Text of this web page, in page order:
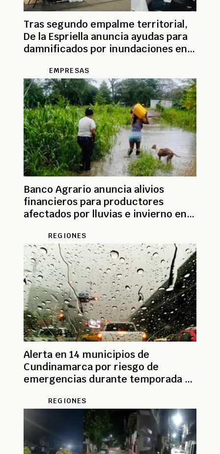
Tras segundo empalme territorial,
De la Espriella anuncia ayudas para
damnificados por inundaciones en
EMPRESAS
Banco Agrario anuncia alivios
financieros para productores
afectados por lluvias e invierno en
REGIONES
Alerta en 14 municipios de
Cundinamarca por riesgo de
emergencias durante temporada de
REGIONES